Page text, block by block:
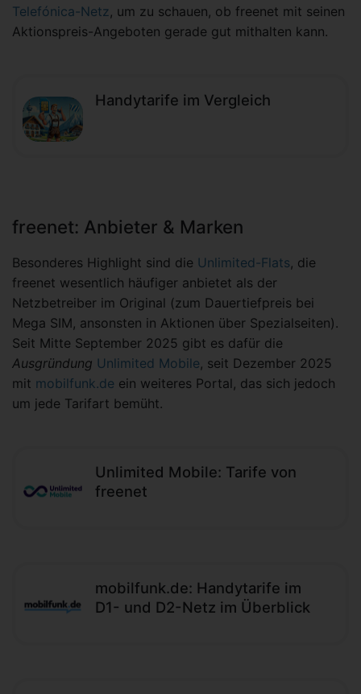
Telefónica-Netz , um zu schauen, ob freenet mit seinen
Aktionspreis-Angeboten gerade gut mithalten kann.
Handytarife im Vergleich
freenet: Anbieter & Marken
Besonderes Highlight sind die Unlimited-Flats, die
freenet wesentlich häufiger anbietet als der
Netzbetreiber im Original (zum Dauertiefpreis bei
Mega SIM, ansonsten in Aktionen über Spezialseiten).
Seit Mitte September 2025 gibt es dafür die
Ausgründung Unlimited Mobile, seit Dezember 2025
mit mobilfunk.de ein weiteres Portal, das sich jedoch
um jede Tarifart bemüht.
Unlimited Mobile: Tarife von
freenet
mobilfunk.de: Handytarife im
D1- und D2-Netz im Überblick